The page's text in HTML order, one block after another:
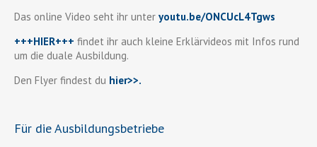
Das online Video seht ihr unter youtu.be/ONCUcL4Tgws
+++HIER+++ findet ihr auch kleine Erklärvideos mit Infos rund
um die duale Ausbildung.
Den Flyer findest du hier>>.
Für die Ausbildungsbetriebe